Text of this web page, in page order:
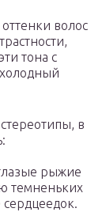
волос
тона с
в
рыжие
темненьких
сердцеедок.